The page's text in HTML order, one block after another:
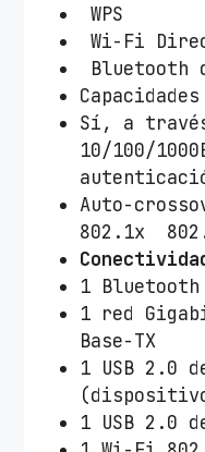
WPS
Wi-Fi
Bluetooth
Sí, a
10/100/
Auto-
802.1x
1 Bluetooth
1 red
Base-TX
1 USB 2.0
1 USB 2.0